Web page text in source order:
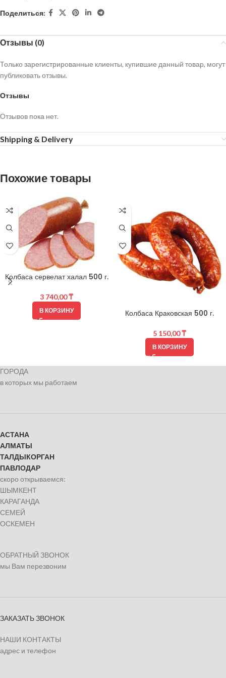
Поделиться:
Отзывы (0)
Отзывы
Отзывов пока нет.
Только зарегистрированные клиенты, купившие данный товар, могут
публиковать отзывы.
Shipping & Delivery
Похожие товары
Колбаса сервелат халал 500 г.
3 740,00₸
В КОРЗИНУ Колбаса Краковская 500 г.
5 150,00₸
В КОРЗИНУ
ГОРОДА
в которых мы работаем
АСТАНА
АЛМАТЫ
ТАЛДЫКОРГАН
ПАВЛОДАР
скоро открываемся:
ШЫМКЕНТ
КАРАГАНДА
СЕМЕЙ
ОСКЕМЕН
ОБРАТНЫЙ ЗВОНОК
мы Вам перезвоним
ЗАКАЗАТЬ ЗВОНОК
НАШИ КОНТАКТЫ
адрес и телефон